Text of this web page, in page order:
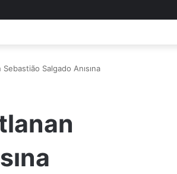
Salgado Anısına